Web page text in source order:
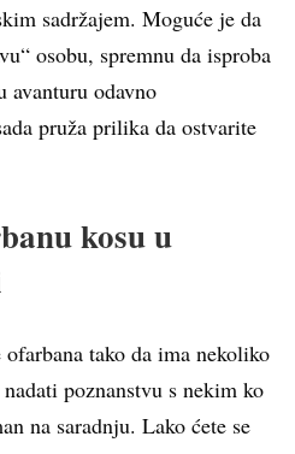
sadržajem. Moguće je da
osobu, spremnu da isproba
avanturu odavno
pruža prilika da ostvarite
kosu u
tako da ima nekoliko
poznanstvu s nekim ko
na saradnju. Lako ćete se